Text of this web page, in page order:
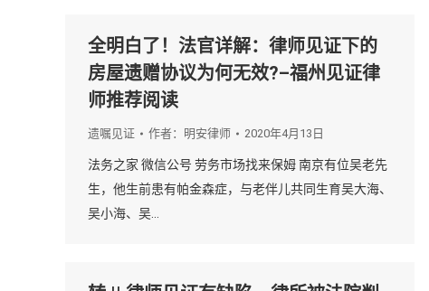
全明白了！法官详解：律师见证下的
房屋遗赠协议为何无效?–福州见证律
师推荐阅读
遗嘱见证 作者： 明安律师 2020年4月13日
法务之家 微信公号 劳务市场找来保姆 南京有位吴老先
生，他生前患有帕金森症，与老伴儿共同生育吴大海、
吴小海、吴…